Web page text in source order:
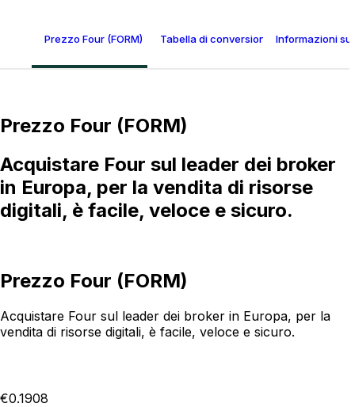
Prezzo Four (FORM) Tabella di conversione FourInformazioni su
Prezzo Four (FORM)
Acquistare Four sul leader dei broker
in Europa, per la vendita di risorse
digitali, è facile, veloce e sicuro.
Prezzo Four (FORM)
Acquistare Four sul leader dei broker in Europa, per la
vendita di risorse digitali, è facile, veloce e sicuro.
€0.1908